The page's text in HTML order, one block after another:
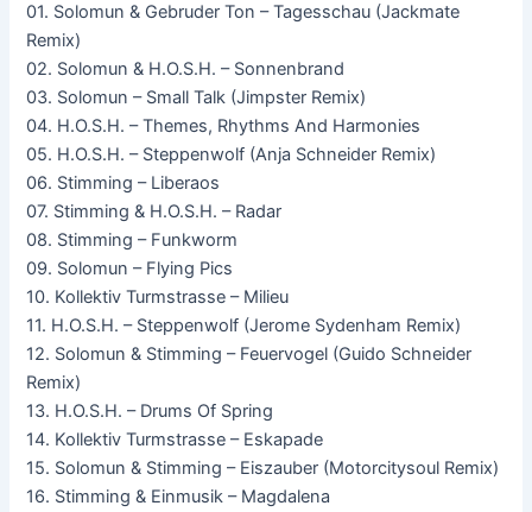
01. Solomun & Gebruder Ton – Tagesschau (Jackmate
Remix)
02. Solomun & H.O.S.H. – Sonnenbrand
03. Solomun – Small Talk (Jimpster Remix)
04. H.O.S.H. – Themes, Rhythms And Harmonies
05. H.O.S.H. – Steppenwolf (Anja Schneider Remix)
06. Stimming – Liberaos
07. Stimming & H.O.S.H. – Radar
08. Stimming – Funkworm
09. Solomun – Flying Pics
10. Kollektiv Turmstrasse – Milieu
11. H.O.S.H. – Steppenwolf (Jerome Sydenham Remix)
12. Solomun & Stimming – Feuervogel (Guido Schneider
Remix)
13. H.O.S.H. – Drums Of Spring
14. Kollektiv Turmstrasse – Eskapade
15. Solomun & Stimming – Eiszauber (Motorcitysoul Remix)
16. Stimming & Einmusik – Magdalena